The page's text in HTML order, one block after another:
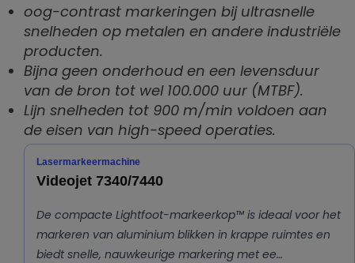
oog-contrast markeringen bij ultrasnelle
snelheden op metalen en andere industriële
producten.
Bijna geen onderhoud en een levensduur
van de bron tot wel 100.000 uur (MTBF).
Lijn snelheden tot 900 m/min voldoen aan
de eisen van high-speed operaties.
Lasermarkeermachine
Videojet 7340/7440
De compacte Lightfoot-markeerkop™ is ideaal voor het
markeren van aluminium blikken in krappe ruimtes en
biedt snelle, nauwkeurige markering met ee…